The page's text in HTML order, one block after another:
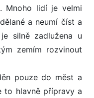
Mnoho lidí je velmi
a neumí číst a
silně zadlužena u
zemím rozvinout
pouze do měst a
to hlavně přípravy a